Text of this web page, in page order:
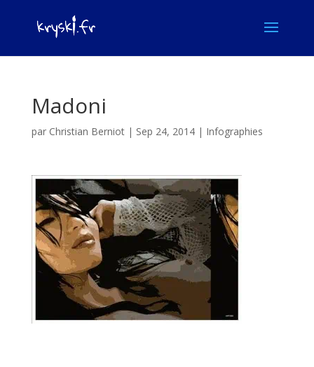
Madoni
par Christian Berniot| Sep 24, 2014| Infographies